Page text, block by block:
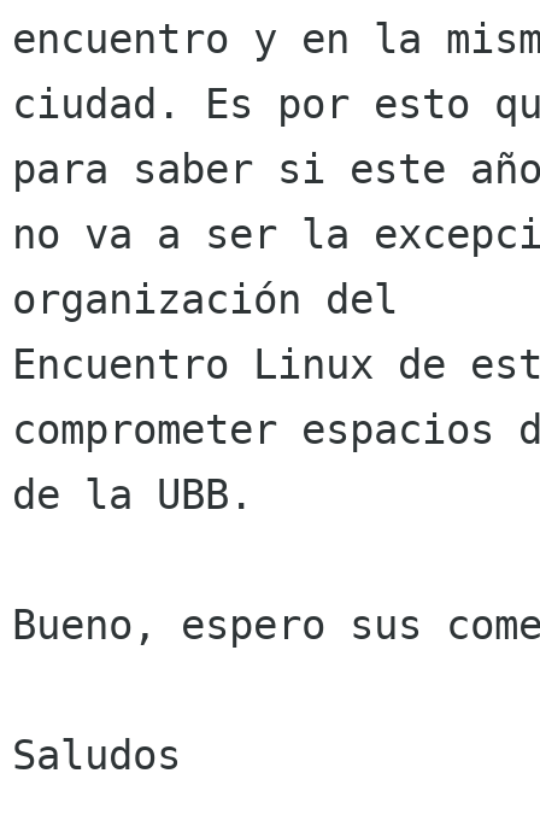
encuentro y en la
ciudad. Es por esto
para saber si este
no va a ser la
organización del
Encuentro Linux de
comprometer espacios
de la UBB.
Bueno, espero sus
Saludos